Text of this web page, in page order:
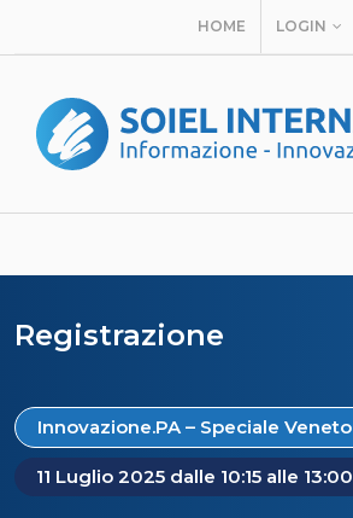
HOME LOGIN
Registrazione
Innovazione.PA – Speciale Veneto
11 Luglio 2025 dalle 10:15 alle 13:00